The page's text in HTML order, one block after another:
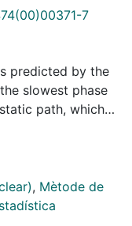
7
predicted by the
slowest phase
path, which
equilibrium
particle-
time-
multiplicities
, Mètode de